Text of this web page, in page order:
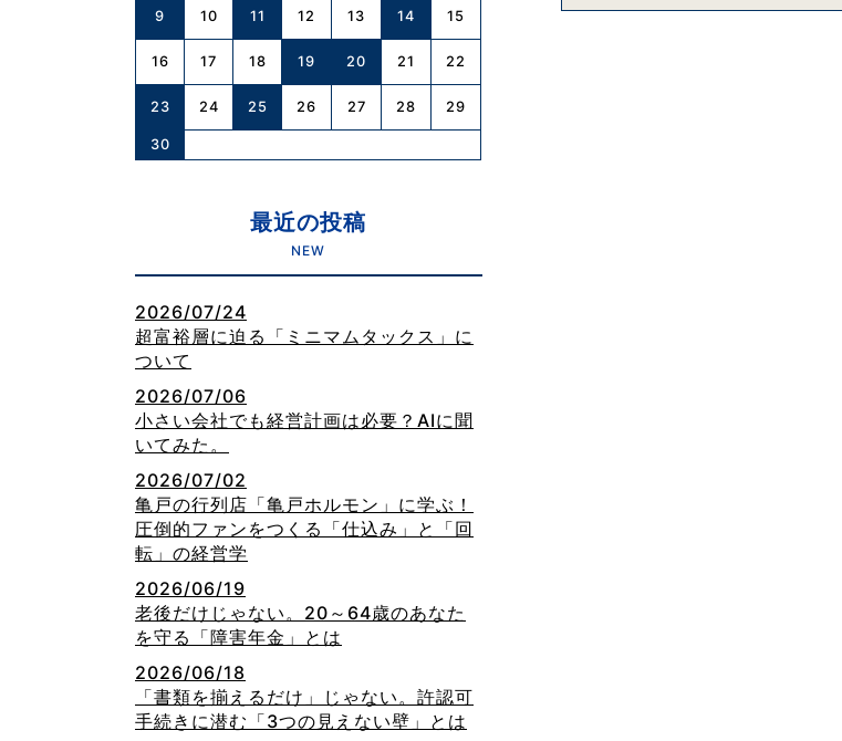
9 10 11 12 13 14 15
16 17 18 19 20 21 22
23 24 25 26 27 28 29
30
最近の投稿
NEW
2026/07/24
超富裕層に迫る「ミニマムタックス」に
ついて
2026/07/06
小さい会社でも経営計画は必要？AIに聞
いてみた。
2026/07/02
亀戸の行列店「亀戸ホルモン」に学ぶ！
圧倒的ファンをつくる「仕込み」と「回
転」の経営学
2026/06/19
老後だけじゃない。20～64歳のあなた
を守る「障害年金」とは
2026/06/18
「書類を揃えるだけ」じゃない。許認可
手続きに潜む「3つの見えない壁」とは